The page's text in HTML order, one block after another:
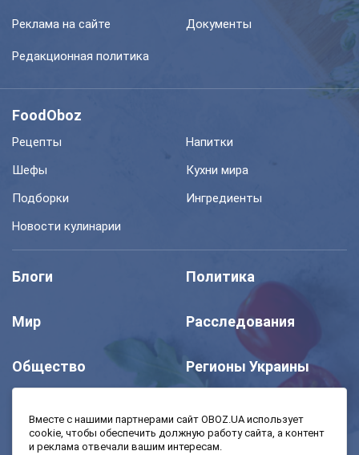
Реклама на сайте Документы
Редакционная политика
FoodOboz
Рецепты
Напитки
Шефы
Кухни мира
Подборки
Ингредиенты
Новости кулинарии
Блоги Политика
Мир Расследования
Общество Регионы Украины
Вместе с нашими партнерами сайт OBOZ.UA использует
cookie, чтобы обеспечить должную работу сайта, а контент
и реклама отвечали вашим интересам.